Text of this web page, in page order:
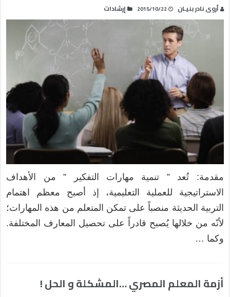
أروى نادر بنيـان 2015/10/22 إرشادات
مقدمة: تُعد ” تنمية مهارات التفكير ” من الأهداف
الاستراتيجية للعملية التعليمية، إذ أصبح معظم اهتمام
التربية الحديثة منصباً على تمكن المتعلم من هذه المهارات؛
لأنّه من خلالها يُصبح قادراً على تحصيل المعارف المختلفة.
وكما …
أزمة المعلم المصري …المشكلة و الحل !